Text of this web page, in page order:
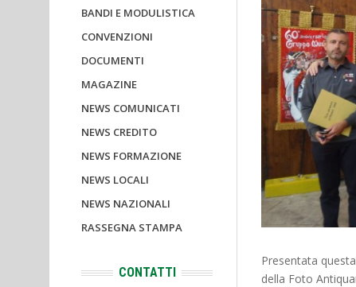
Presentata
della Foto
BANDI E MODULISTICA
CONVENZIONI
DOCUMENTI
MAGAZINE
NEWS COMUNICATI
NEWS CREDITO
NEWS FORMAZIONE
NEWS LOCALI
NEWS NAZIONALI
RASSEGNA STAMPA
CONTATTI